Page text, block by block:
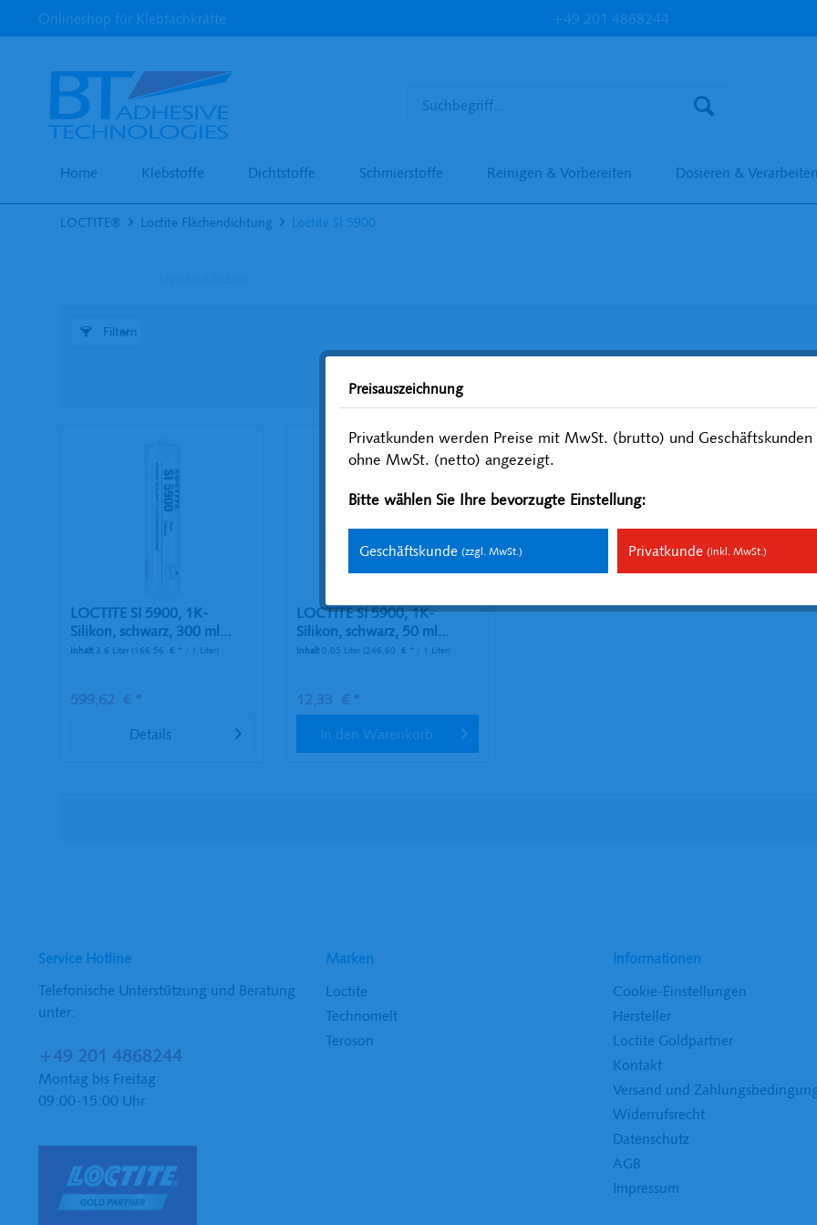
Onlineshop für Klebfachkräfte +49 201 4868244
Home Klebstoffe Dichtstoffe Schmierstoffe Reinigen & Vorbereiten Dosieren & Verarbeiten
LOCTITE® Loctite Flächendichtung Loctite SI 5900
Filtern
LOCTITE SI 5900, 1K-
Silikon, schwarz, 300 ml...
Inhalt 3.6 Liter (166,56 € * / 1 Liter)
599,62 € *
Details
LOCTITE SI 5900, 1K-
Silikon, schwarz, 50 ml...
Inhalt0.05 Liter (246,60 € * / 1 Liter)
12,33 € *
In den Warenkorb
Service Hotline
Telefonische Unterstützung und Beratung
unter:
+49 201 4868244
Montag bis Freitag
09:00-15:00 Uhr
Marken
Loctite
Technomelt
Teroson
Informationen
Cookie-Einstellungen
Hersteller
Loctite Goldpartner
Kontakt
Versand und
Widerrufsrecht
Datenschutz
AGB
Impressum
Preisauszeichnung
Privatkunden werden Preise mit MwSt. (brutto) und Geschäftskunden
ohne MwSt. (netto) angezeigt.
Bitte wählen Sie Ihre bevorzugte Einstellung:
Geschäftskunde (zzgl. MwSt.) Privatkunde (inkl. MwSt.)